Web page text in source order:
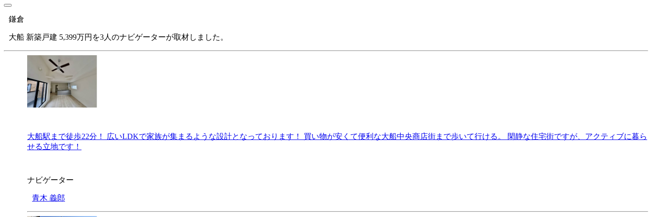
鎌倉
大船 新築戸建 5,399万円を3人のナビゲーターが取材しました。
大船駅まで徒歩22分！ 広いLDKで家族が集まるような設計となっております！ 買い物が安くて便利な大船中央商店街まで歩いて行ける。 閑静な住宅街ですが、アクティブに暮ら
せる立地です！
ナビゲーター
青木 義郎